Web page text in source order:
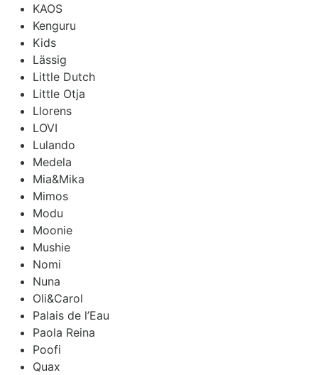
KAOS
Kenguru
Kids
Lässig
Little Dutch
Little Otja
Llorens
LOVI
Lulando
Medela
Mia&Mika
Mimos
Modu
Moonie
Mushie
Nomi
Nuna
Oli&Carol
Palais de l’Eau
Paola Reina
Poofi
Quax